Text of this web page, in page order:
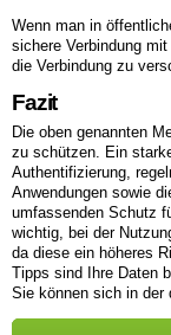
Wenn man in
sichere Verbindung
die Verbindung zu
Fazit
Die oben genannten
zu schützen. Ein
Authentifizierung,
Anwendungen sowie
umfassenden Schutz
wichtig, bei der
da diese ein höheres
Tipps sind Ihre Daten
Sie können sich in der